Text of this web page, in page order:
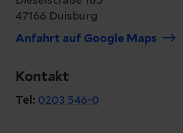
47166 Duisburg
Anfahrt auf Google Maps
Kontakt
Tel: 0203 546-0